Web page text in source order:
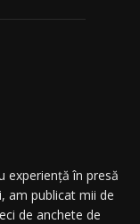
experiență în presă
am publicat mii de
de anchete de